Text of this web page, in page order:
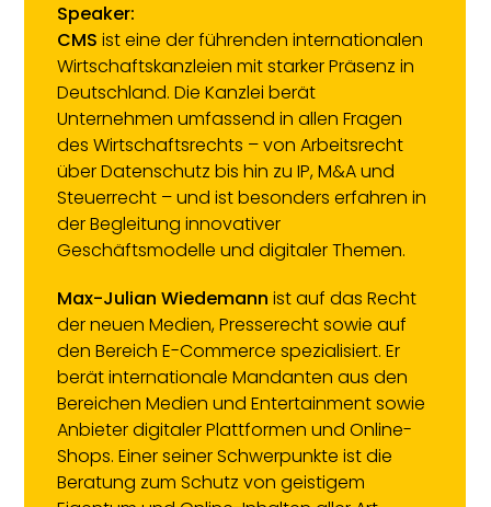
Speaker:
CMS ist eine der führenden internationalen
Wirtschaftskanzleien mit starker Präsenz in
Deutschland. Die Kanzlei berät
Unternehmen umfassend in allen Fragen
des Wirtschaftsrechts – von Arbeitsrecht
über Datenschutz bis hin zu IP, M&A und
Steuerrecht – und ist besonders erfahren in
der Begleitung innovativer
Geschäftsmodelle und digitaler Themen.
Max-Julian Wiedemannist auf das Recht
der neuen Medien, Presserecht sowie auf
den Bereich E-Commerce spezialisiert. Er
berät internationale Mandanten aus den
Bereichen Medien und Entertainment sowie
Anbieter digitaler Plattformen und Online-
Shops. Einer seiner Schwerpunkte ist die
Beratung zum Schutz von geistigem